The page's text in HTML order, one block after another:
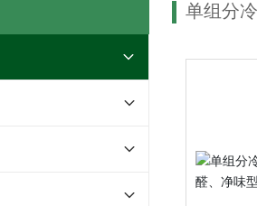
单组分